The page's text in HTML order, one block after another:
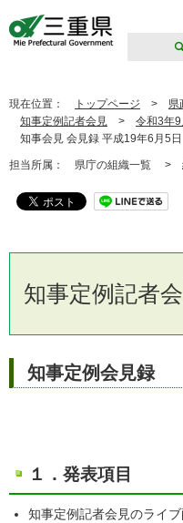
現在位置： トップページ > 県
知事定例記者会見 > 令和3年
知事会見 会見録 平成19年6月5日
担当所属： 県庁の組織一覧 >
知事定例記者
知事定例会見録
於
１．発表項目
知事定例記者会見のライ